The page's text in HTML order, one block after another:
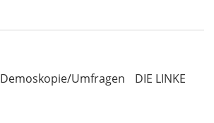
Demoskopie/Umfragen
DIE LINKE